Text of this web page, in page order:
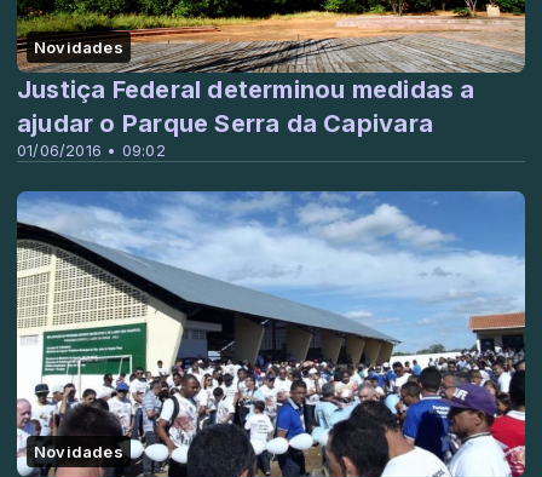
Novidades
01/06/2016 • 09:02
Justiça Federal determinou medidas a
ajudar o Parque Serra da Capivara
Novidades